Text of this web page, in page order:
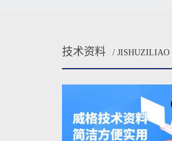
技术资料 / JISHUZILIAO